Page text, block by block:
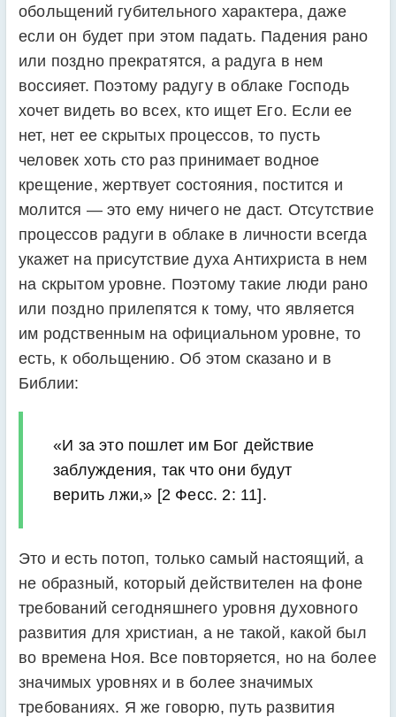
обольщений губительного характера, даже
если он будет при этом падать. Падения рано
или поздно прекратятся, а радуга в нем
воссияет. Поэтому радугу в облаке Господь
хочет видеть во всех, кто ищет Его. Если ее
нет, нет ее скрытых процессов, то пусть
человек хоть сто раз принимает водное
крещение, жертвует состояния, постится и
молится — это ему ничего не даст. Отсутствие
процессов радуги в облаке в личности всегда
укажет на присутствие духа Антихриста в нем
на скрытом уровне. Поэтому такие люди рано
или поздно прилепятся к тому, что является
им родственным на официальном уровне, то
есть, к обольщению. Об этом сказано и в
Библии:
«И за это пошлет им Бог действие
заблуждения, так что они будут
верить лжи,» [2 Фесс. 2: 11].
Это и есть потоп, только самый настоящий, а
не образный, который действителен на фоне
требований сегодняшнего уровня духовного
развития для христиан, а не такой, какой был
во времена Ноя. Все повторяется, но на более
значимых уровнях и в более значимых
требованиях. Я же говорю, путь развития